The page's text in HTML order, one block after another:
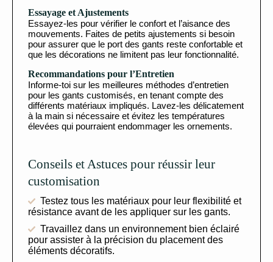
Essayage et Ajustements
Essayez-les pour vérifier le confort et l’aisance des
mouvements. Faites de petits ajustements si besoin
pour assurer que le port des gants reste confortable et
que les décorations ne limitent pas leur fonctionnalité.
Recommandations pour l’Entretien
Informe-toi sur les meilleures méthodes d’entretien
pour les gants customisés, en tenant compte des
différents matériaux impliqués. Lavez-les délicatement
à la main si nécessaire et évitez les températures
élevées qui pourraient endommager les ornements.
Conseils et Astuces pour réussir leur
customisation
Testez tous les matériaux pour leur flexibilité et
résistance avant de les appliquer sur les gants.
Travaillez dans un environnement bien éclairé
pour assister à la précision du placement des
éléments décoratifs.